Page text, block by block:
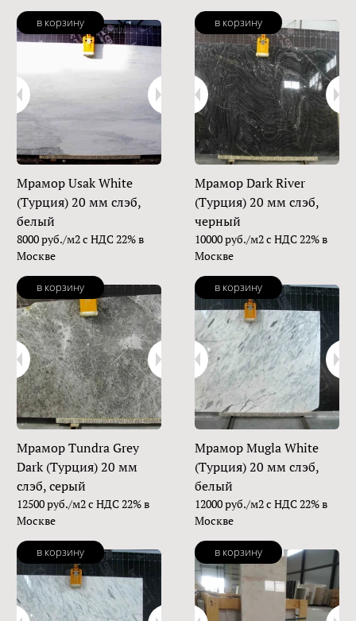
в корзину в корзину
Мрамор Usak White
(Турция) 20 мм слэб,
белый
8000 руб./м2 с НДС 22% в
Москве
в корзину
Мрамор Dark River
(Турция) 20 мм слэб,
черный
10000 руб./м2 с НДС 22% в
Москве
в корзину
Мрамор Tundra Grey
Dark (Турция) 20 мм
слэб, серый
12500 руб./м2 с НДС 22% в
Москве
в корзину
Мрамор Mugla White
(Турция) 20 мм слэб,
белый
12000 руб./м2 с НДС 22% в
Москве
в корзину